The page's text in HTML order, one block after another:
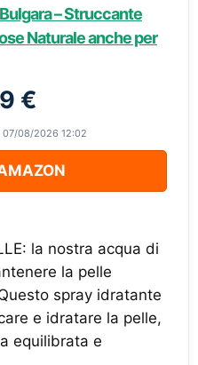
– Struccante
Naturale anche per
€
07/08/2026 12:02
la nostra acqua di
la pelle
spray idratante
e idratare la pelle,
equilibrata e